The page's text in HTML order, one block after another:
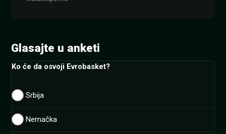
Glasajte u anketi
Ko će da osvoji Evrobasket?
Srbija
Nemačka